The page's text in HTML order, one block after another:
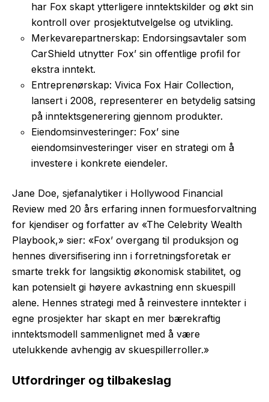
har Fox skapt ytterligere inntektskilder og økt sin
kontroll over prosjektutvelgelse og utvikling.
Merkevarepartnerskap: Endorsingsavtaler som
CarShield utnytter Fox’ sin offentlige profil for
ekstra inntekt.
Entreprenørskap: Vivica Fox Hair Collection,
lansert i 2008, representerer en betydelig satsing
på inntektsgenerering gjennom produkter.
Eiendomsinvesteringer: Fox’ sine
eiendomsinvesteringer viser en strategi om å
investere i konkrete eiendeler.
Jane Doe, sjefanalytiker i Hollywood Financial
Review med 20 års erfaring innen formuesforvaltning
for kjendiser og forfatter av «The Celebrity Wealth
Playbook,» sier: «Fox’ overgang til produksjon og
hennes diversifisering inn i forretningsforetak er
smarte trekk for langsiktig økonomisk stabilitet, og
kan potensielt gi høyere avkastning enn skuespill
alene. Hennes strategi med å reinvestere inntekter i
egne prosjekter har skapt en mer bærekraftig
inntektsmodell sammenlignet med å være
utelukkende avhengig av skuespillerroller.»
Utfordringer og tilbakeslag